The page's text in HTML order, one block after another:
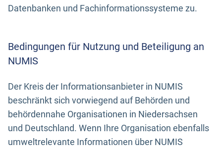
Datenbanken und Fachinformationssysteme zu.
Bedingungen für Nutzung und Beteiligung an
NUMIS
Der Kreis der Informationsanbieter in NUMIS
beschränkt sich vorwiegend auf Behörden und
behördennahe Organisationen in Niedersachsen
und Deutschland. Wenn Ihre Organisation ebenfalls
umweltrelevante Informationen über NUMIS